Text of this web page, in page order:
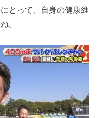
とって、自身の健康維
。